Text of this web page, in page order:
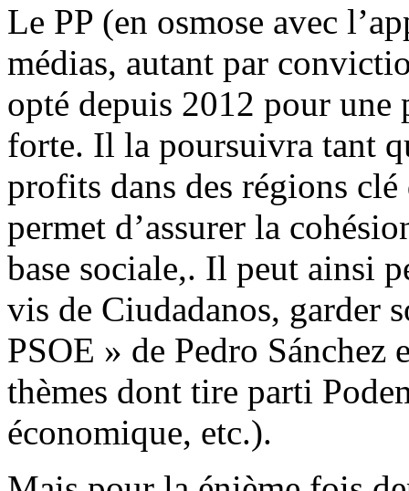
Le PP (en osmose avec
médias, autant par
opté depuis 2012 pour
forte. Il la poursuivra tant
profits dans des régions
permet d’assurer la
base sociale,. Il peut ainsi
vis de Ciudadanos, garder
PSOE » de Pedro
thèmes dont tire parti
économique, etc.).